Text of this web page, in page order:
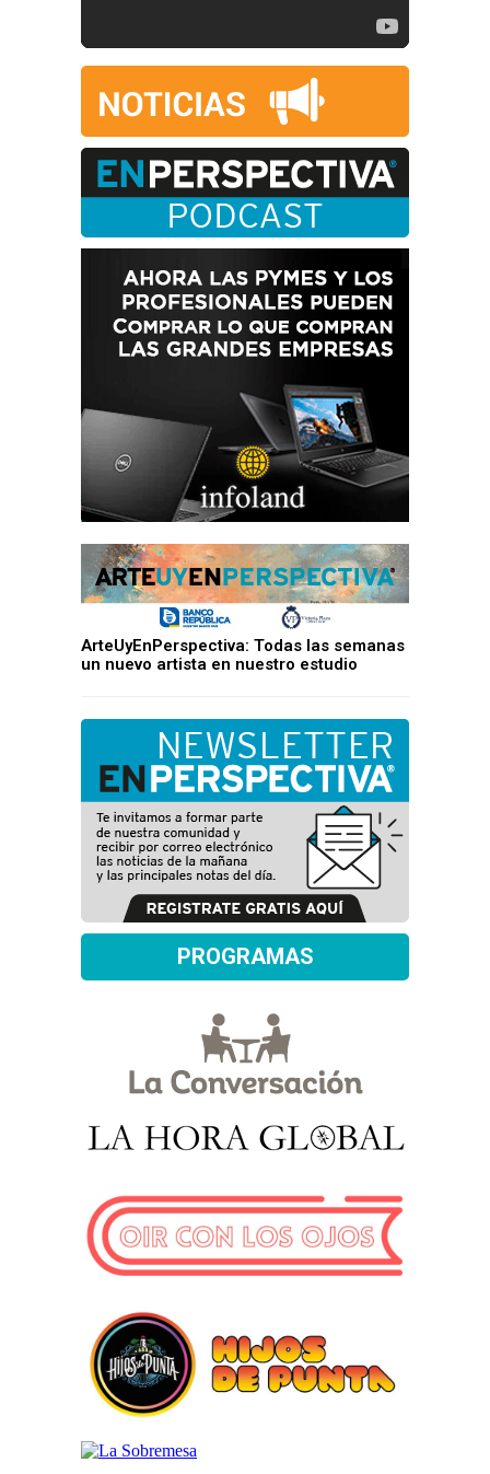
ArteUyEnPerspectiva: Todas las semanas
un nuevo artista en nuestro estudio
PROGRAMAS